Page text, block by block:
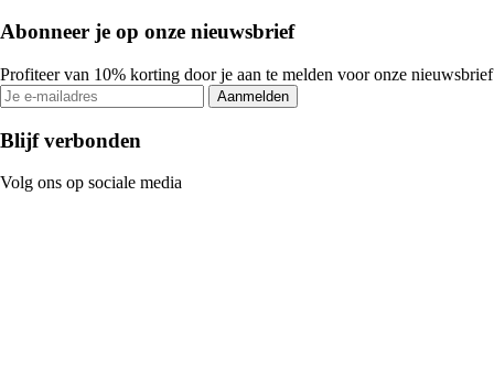
Abonneer je op onze nieuwsbrief
Profiteer van 10% korting door je aan te melden voor onze nieuwsbrief
Aanmelden
Blijf verbonden
Volg ons op sociale media